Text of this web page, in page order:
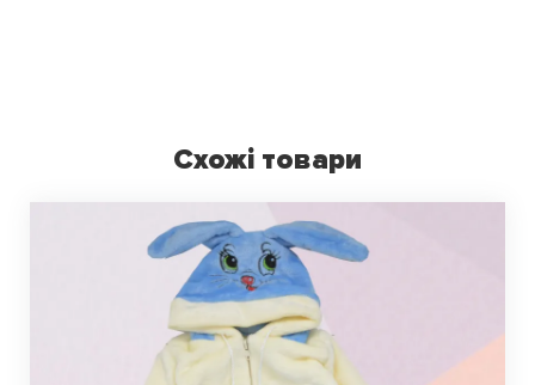
Схожі товари